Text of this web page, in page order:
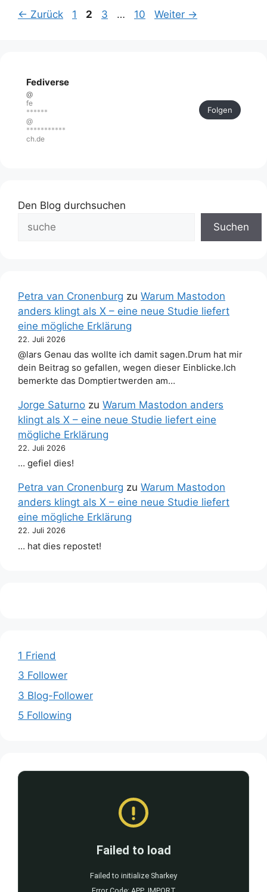
← Zurück Seite
1 Seite
2 Seite
3 … Seite
10 Weiter →
Fediverse
@
fe
******
@
***********
ch.de
Folgen
Den Blog durchsuchen
Suchen
Petra van Cronenburg zu Warum Mastodon
anders klingt als X – eine neue Studie liefert
eine mögliche Erklärung
22. Juli 2026
@lars Genau das wollte ich damit sagen.Drum hat mir
dein Beitrag so gefallen, wegen dieser Einblicke.Ich
bemerkte das Domptiertwerden am…
Jorge Saturno zu Warum Mastodon anders
klingt als X – eine neue Studie liefert eine
mögliche Erklärung
22. Juli 2026
… gefiel dies!
Petra van Cronenburg zu Warum Mastodon
anders klingt als X – eine neue Studie liefert
eine mögliche Erklärung
22. Juli 2026
… hat dies repostet!
1 Friend
3 Follower
3 Blog-Follower
5 Following